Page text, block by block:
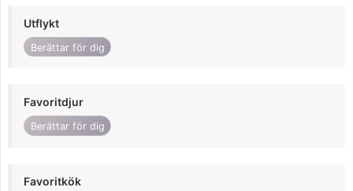
Utflykt
Berättar för dig
Favoritdjur
Berättar för dig
Favoritkök